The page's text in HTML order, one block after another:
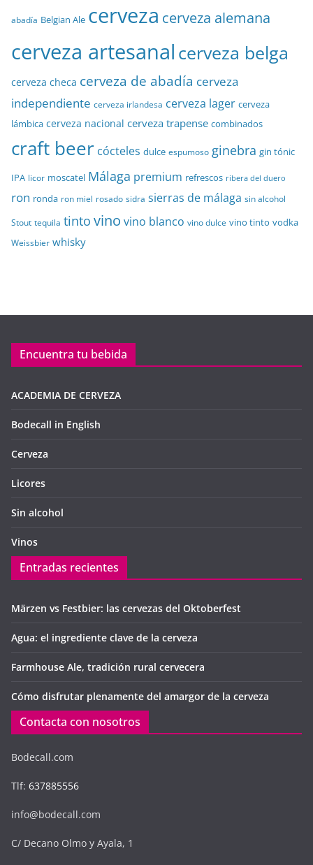
abadía Belgian Ale cerveza cerveza alemana
cerveza artesanal cerveza belga
cerveza checa cerveza de abadía cerveza
independiente cerveza irlandesa cerveza lager cerveza
lámbica cerveza nacional cerveza trapense combinados
craft beer cócteles dulce espumoso ginebra gin tónic
IPA licor moscatel Málaga premium refrescos ribera del duero
ron ronda ron miel rosado sidra sierras de málaga sin alcohol
Stout tequila tinto vino vino blanco vino dulce vino tinto vodka
Weissbier whisky
Encuentra tu bebida
ACADEMIA DE CERVEZA
Bodecall in English
Cerveza
Licores
Sin alcohol
Vinos
Entradas recientes
Märzen vs Festbier: las cervezas del Oktoberfest
Agua: el ingrediente clave de la cerveza
Farmhouse Ale, tradición rural cervecera
Cómo disfrutar plenamente del amargor de la cerveza
Contacta con nosotros
Bodecall.com
Tlf: 637885556
info@bodecall.com
C/ Decano Olmo y Ayala, 1